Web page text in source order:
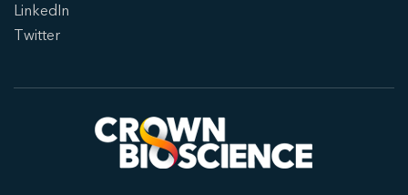
LinkedIn
Twitter